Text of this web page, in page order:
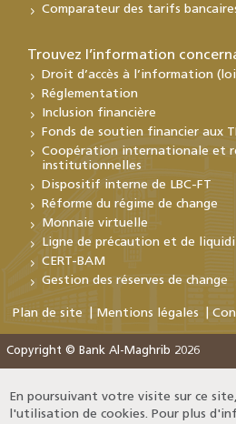
Comparateur des tarifs
Trouvez l’information
Droit d’accès à l’information
Réglementation
Inclusion financière
Fonds de soutien financier aux
Coopération internationale et
institutionnelles
Dispositif interne de LBC-FT
Réforme du régime de change
Monnaie virtuelle
Ligne de précaution et de
CERT-BAM
Gestion des réserves de change
Plan de site Mentions légales
Copyright © Bank Al-Maghrib 2026
En poursuivant votre visite sur ce
l'utilisation de cookies. Pour plus